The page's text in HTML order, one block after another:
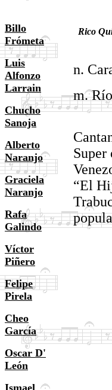
Billo
Frómeta
Luis
Alfonzo
Larrain
Chucho
Sanoja
Alberto
Naranjo
Graciela
Naranjo
Rafa
Galindo
Víctor
Piñero
Felipe
Pirela
Cheo
García
Oscar D'
León
Ismael
Rico
n.
m.
Super
“El